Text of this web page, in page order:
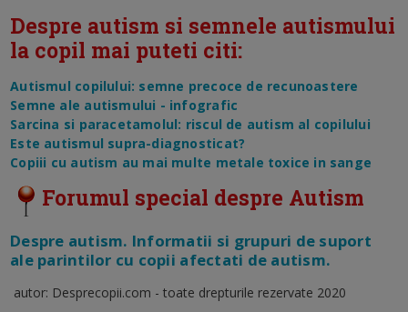
Despre autism si semnele autismului
la copil mai puteti citi:
Autismul copilului: semne precoce de recunoastere
Semne ale autismului - infografic
Sarcina si paracetamolul: riscul de autism al copilului
Este autismul supra-diagnosticat?
Copiii cu autism au mai multe metale toxice in sange
Forumul special despre Autism
Despre autism. Informatii si grupuri de suport
ale parintilor cu copii afectati de autism.
autor: Desprecopii.com - toate drepturile rezervate 2020